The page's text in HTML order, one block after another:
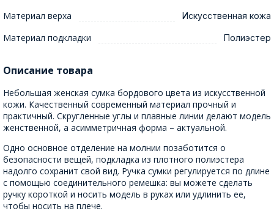
Материал верха Искусственная кожа
Материал подкладки Полиэстер
Описание товара
Небольшая женская сумка бордового цвета из искусственной
кожи. Качественный современный материал прочный и
практичный. Скругленные углы и плавные линии делают модель
женственной, а асимметричная форма – актуальной.
Одно основное отделение на молнии позаботится о
безопасности вещей, подкладка из плотного полиэстера
надолго сохранит свой вид. Ручка сумки регулируется по длине
с помощью соединительного ремешка: вы можете сделать
ручку короткой и носить модель в руках или удлинить ее,
чтобы носить на плече.